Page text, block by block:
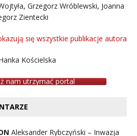
, Grzegorz Wróblewski, Joanna
Zientecki
się wszystkie publikacje autora
Kościelska
nam utrzymać portal
Aleksander Rybczyński – Inwazja